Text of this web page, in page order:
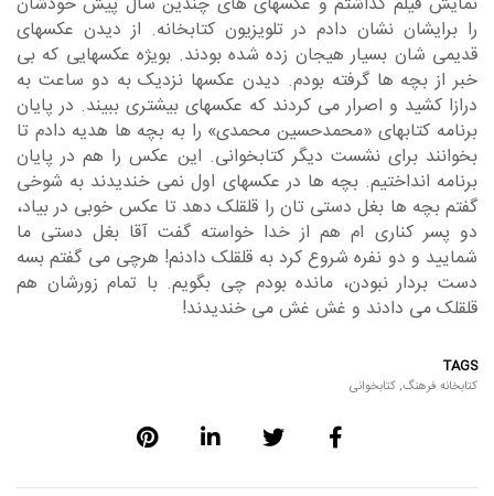
را برایشان نشان دادم در تلویزیون کتابخانه. از دیدن عکسهای
قدیمی شان بسیار هیجان زده شده بودند. بویژه عکسهایی که بی
خبر از بچه ها گرفته بودم. دیدن عکسها نزدیک به دو ساعت به
درازا کشید و اصرار می کردند که عکسهای بیشتری ببیند. در پایان
برنامه کتابهای «محمدحسین محمدی» را به بچه ها هدیه دادم تا
بخوانند برای نشست دیگر کتابخوانی. این عکس را هم در پایان
برنامه انداختیم. بچه ها در عکسهای اول نمی خندیدند به شوخی
گفتم بچه ها بغل دستی تان را قلقلک دهد تا عکس خوبی در بیاد،
دو پسر کناری ام هم از خدا خواسته گفت آقا بغل دستی ما
شمایید و دو نفره شروع کرد به قلقلک دادنم! هرچی می گفتم بسه
دست بردار نبودن، مانده بودم چی بگویم. با تمام زورشان هم
قلقلک می دادند و غش غش می خندیدند!
TAGS
کتابخانه فرهنگ,کتابخوانی